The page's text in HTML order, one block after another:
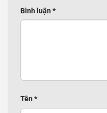
Bình luận *
Tên *